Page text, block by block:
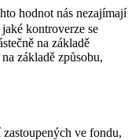
hodnot nás nezajímají
kontroverze se
na základě
základě způsobu,
ve fondu,